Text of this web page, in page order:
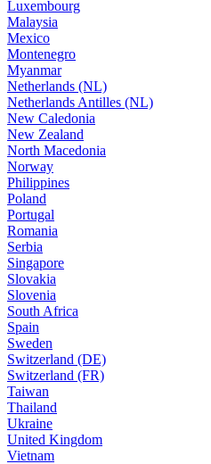
Luxembourg
Malaysia
Mexico
Montenegro
Myanmar
Netherlands (NL)
Netherlands Antilles (NL)
New Caledonia
New Zealand
North Macedonia
Norway
Philippines
Poland
Portugal
Romania
Serbia
Singapore
Slovakia
Slovenia
South Africa
Spain
Sweden
Switzerland (DE)
Switzerland (FR)
Taiwan
Thailand
Ukraine
United Kingdom
Vietnam